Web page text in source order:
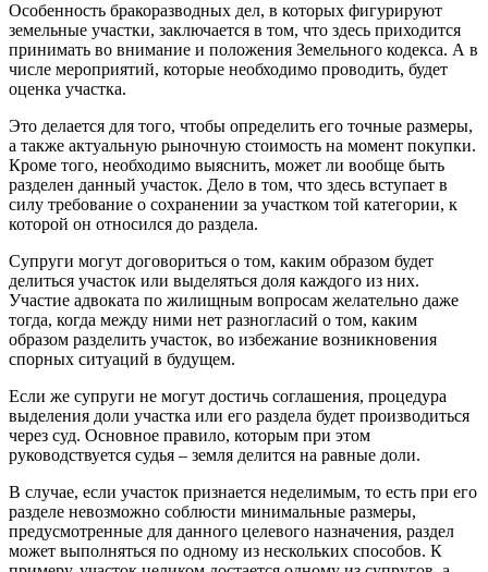
Особенность бракоразводных дел, в которых фигурируют
земельные участки, заключается в том, что здесь приходится
принимать во внимание и положения Земельного кодекса. А в
числе мероприятий, которые необходимо проводить, будет
оценка участка.
Это делается для того, чтобы определить его точные размеры,
а также актуальную рыночную стоимость на момент покупки.
Кроме того, необходимо выяснить, может ли вообще быть
разделен данный участок. Дело в том, что здесь вступает в
силу требование о сохранении за участком той категории, к
которой он относился до раздела.
Супруги могут договориться о том, каким образом будет
делиться участок или выделяться доля каждого из них.
Участие адвоката по жилищным вопросам желательно даже
тогда, когда между ними нет разногласий о том, каким
образом разделить участок, во избежание возникновения
спорных ситуаций в будущем.
Если же супруги не могут достичь соглашения, процедура
выделения доли участка или его раздела будет производиться
через суд. Основное правило, которым при этом
руководствуется судья – земля делится на равные доли.
В случае, если участок признается неделимым, то есть при его
разделе невозможно соблюсти минимальные размеры,
предусмотренные для данного целевого назначения, раздел
может выполняться по одному из нескольких способов. К